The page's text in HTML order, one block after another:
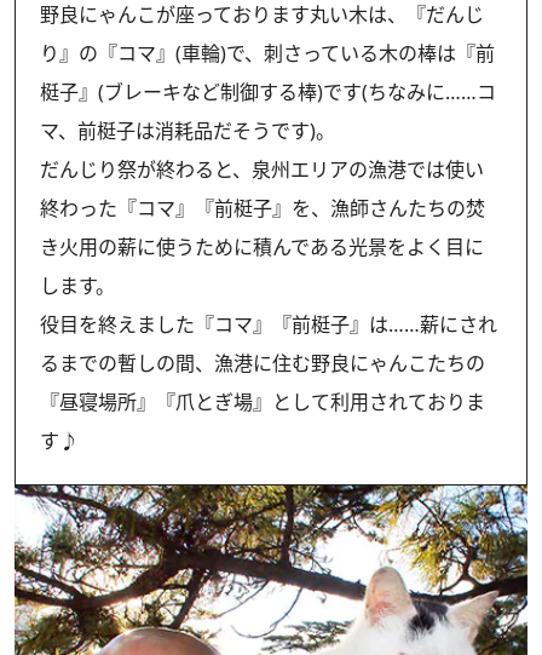
野良にゃんこが座っております丸い木は、『だんじ
り』の『コマ』(車輪)で、刺さっている木の棒は『前
梃子』(ブレーキなど制御する棒)です(ちなみに……コ
マ、前梃子は消耗品だそうです)。
だんじり祭が終わると、泉州エリアの漁港では使い
終わった『コマ』『前梃子』を、漁師さんたちの焚
き火用の薪に使うために積んである光景をよく目に
します。
役目を終えました『コマ』『前梃子』は……薪にされ
るまでの暫しの間、漁港に住む野良にゃんこたちの
『昼寝場所』『爪とぎ場』として利用されておりま
す♪